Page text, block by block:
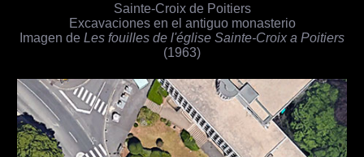
Sainte-Croix de Poitiers
Excavaciones en el antiguo monasterio
Imagen de Les fouilles de l'église Sainte-Croix a Poitiers
(1963)